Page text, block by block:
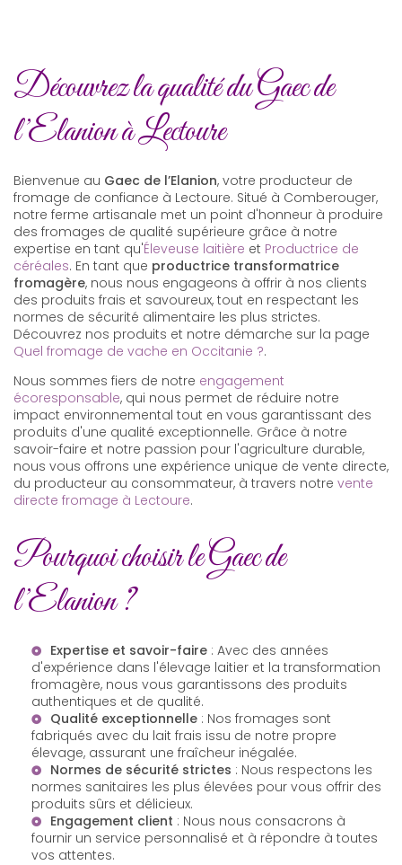
Découvrez la qualité du Gaec de
l’Elanion à Lectoure
Bienvenue au Gaec de l’Elanion, votre producteur de
fromage de confiance à Lectoure. Situé à Comberouger,
notre ferme artisanale met un point d'honneur à produire
des fromages de qualité supérieure grâce à notre
expertise en tant qu'Éleveuse laitière et Productrice de
céréales. En tant que productrice transformatrice
fromagère, nous nous engageons à offrir à nos clients
des produits frais et savoureux, tout en respectant les
normes de sécurité alimentaire les plus strictes.
Découvrez nos produits et notre démarche sur la page
Quel fromage de vache en Occitanie ?.
Nous sommes fiers de notre engagement
écoresponsable, qui nous permet de réduire notre
impact environnemental tout en vous garantissant des
produits d'une qualité exceptionnelle. Grâce à notre
savoir-faire et notre passion pour l'agriculture durable,
nous vous offrons une expérience unique de vente directe,
du producteur au consommateur, à travers notre vente
directe fromage à Lectoure.
Pourquoi choisir le Gaec de
l’Elanion ?
Expertise et savoir-faire : Avec des années
d'expérience dans l'élevage laitier et la transformation
fromagère, nous vous garantissons des produits
authentiques et de qualité.
Qualité exceptionnelle : Nos fromages sont
fabriqués avec du lait frais issu de notre propre
élevage, assurant une fraîcheur inégalée.
Normes de sécurité strictes : Nous respectons les
normes sanitaires les plus élevées pour vous offrir des
produits sûrs et délicieux.
Engagement client : Nous nous consacrons à
fournir un service personnalisé et à répondre à toutes
vos attentes.